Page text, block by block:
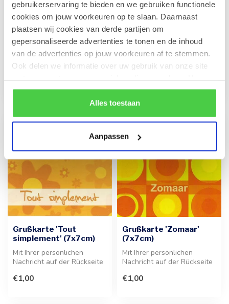
gebruikerservaring te bieden en we gebruiken functionele
cookies om jouw voorkeuren op te slaan. Daarnaast
plaatsen wij cookies van derde partijen om
gepersonaliseerde advertenties te tonen en de inhoud
van de advertenties op jouw voorkeuren af te stemmen.
Ook delen we informatie over uw gebruik van onze site
rekening mee dat als je bepaalde cookies blokkeert, het
de correcte werking van de website kan verstoren.
Alles toestaan
Aanpassen
Grußkarte 'Tu sais
pourquoi...' (7x7cm)
Mit Ihrer persönlichen
Nachricht versehene
Ihre indi...
Grußkarte 'Een
aardigheidje' (7x7cm)
Mit Ihrer persönlichen
Nachricht versehen, verleiht
aardigh...
Grußkarte 'Tout
simplement' (7x7cm)
Mit Ihrer persönlichen
Nachricht auf der Rückseite
Kart...
€1,00
Grußkarte 'Zomaar'
(7x7cm)
Mit Ihrer persönlichen
Nachricht auf der Rückseite
j...
€1,00